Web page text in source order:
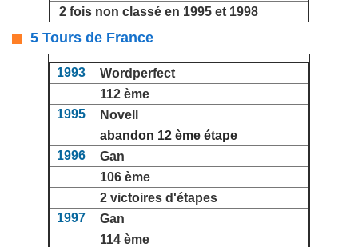
2 fois non classé en 1995 et 1998
5 Tours de France
1993
Wordperfect
112 ème
1995
Novell
abandon 12 ème étape
1996
Gan
106 ème
2 victoires d'étapes
1997
Gan
114 ème